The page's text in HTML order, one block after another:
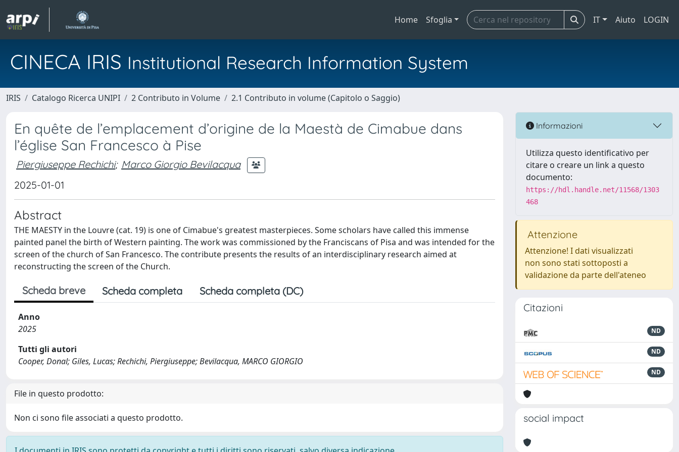
Home Sfoglia IT Aiuto LOGIN
CINECA IRIS Institutional Research Information System
IRIS Catalogo Ricerca UNIPI 2 Contributo in Volume 2.1 Contributo in volume (Capitolo o Saggio)
En quête de l’emplacement d’origine de la Maestà de Cimabue dans
l’église San Francesco à Pise
Piergiuseppe Rechichi; Marco Giorgio Bevilacqua
2025-01-01
Abstract
THE MAESTY in the Louvre (cat. 19) is one of Cimabue's greatest masterpieces. Some scholars have called this immense
painted panel the birth of Western painting. The work was commissioned by the Franciscans of Pisa and was intended for the
screen of the church of San Francesco. The contribute presents the results of an interdisciplinary research aimed at
reconstructing the screen of the Church.
Scheda breve Scheda completa Scheda completa (DC)
Anno
2025
Tutti gli autori
Cooper, Donal; Giles, Lucas; Rechichi, Piergiuseppe; Bevilacqua, MARCO GIORGIO
File in questo prodotto:
Non ci sono file associati a questo prodotto.
Informazioni
Utilizza questo identificativo per
citare o creare un link a questo
documento:
https://hdl.handle.net/11568/1303
468
Attenzione
Attenzione! I dati visualizzati
non sono stati sottoposti a
validazione da parte dell'ateneo
Citazioni
ND
ND
ND
social impact